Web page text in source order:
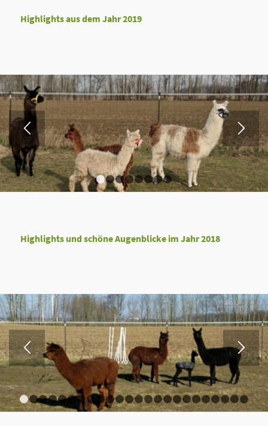
Highlights aus dem Jahr 2019
1 2 3 4 5 6 7 8
Highlights und schöne Augenblicke im Jahr 2018
1 2 3 4 5 6 7 8 9 1011 1213 14 1516 171819